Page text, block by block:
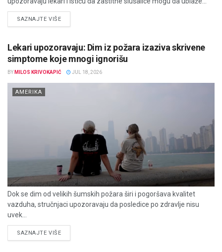
SAZNAJTE VIŠEDETAILS
Lekari upozoravaju: Dim iz požara izaziva skrivene
simptome koje mnogi ignorišu
BY MILOS KRIVOKAPIĆ JUL 18, 2026
AMERIKA
Dok se dim od velikih šumskih požara širi i pogoršava kvalitet
vazduha, stručnjaci upozoravaju da posledice po zdravlje nisu
uvek...
SAZNAJTE VIŠEDETAILS